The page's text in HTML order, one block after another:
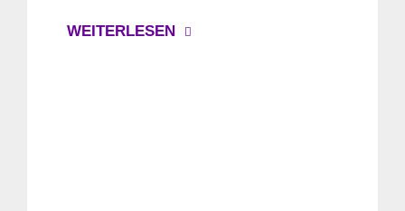
WEITERLESEN